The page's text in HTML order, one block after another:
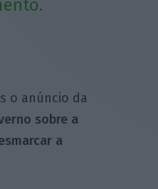
o anúncio da
sobre a
a